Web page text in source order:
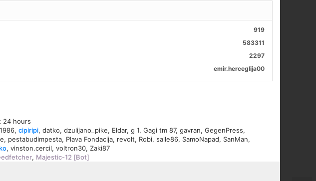
919
583311
2297
emir.herceglija00
24 hours
, cipiripi, datko, dzulijano_pike, Eldar, g 1, Gagi tm 87, gavran, GegenPress,
, pestabudimpesta, Plava Fondacija, revolt, Robi, salle86, SamoNapad, SanMan,
, vinston.cercil, voltron30, Zaki87
, Majestic-12 [Bot]